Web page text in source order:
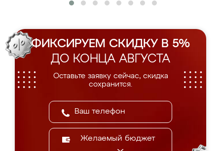
ФИКСИРУЕМ СКИДКУ В 5%
ДО КОНЦА АВГУСТА
Оставьте заявку сейчас, скидка
сохранится.
Желаемый бюджет